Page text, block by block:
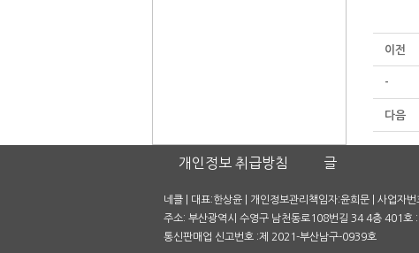
이전
-
다음
개인정보 취급방침 글
네클 | 대표:한상윤 | 개인정보관리책임자:윤희문 | 사업자
주소: 부산광역시 수영구 남천동로108번길 34 4층 401
통신판매업 신고번호 :제 2021-부산남구-0939호